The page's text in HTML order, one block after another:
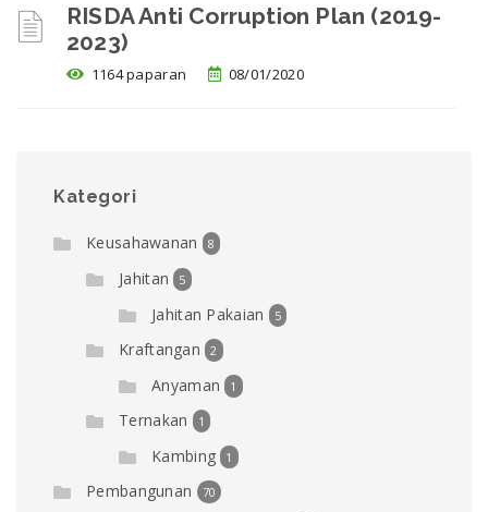
RISDA Anti Corruption Plan (2019-
2023)
1164 paparan 08/01/2020
Kategori
Keusahawanan 8
Jahitan 5
Jahitan Pakaian 5
Kraftangan 2
Anyaman 1
Ternakan 1
Kambing 1
Pembangunan 70